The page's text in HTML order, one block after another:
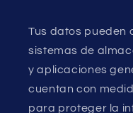
Tus datos pueden
sistemas de
y aplicaciones
cuentan con
para proteger la